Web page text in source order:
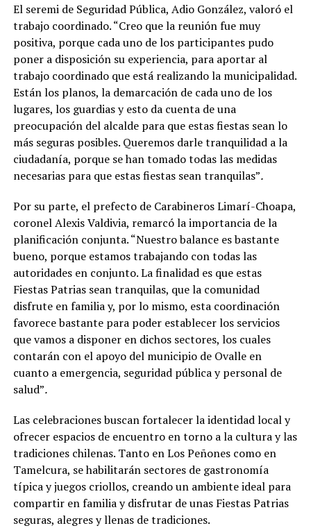
El seremi de Seguridad Pública, Adio González, valoró el
trabajo coordinado. “Creo que la reunión fue muy
positiva, porque cada uno de los participantes pudo
poner a disposición su experiencia, para aportar al
trabajo coordinado que está realizando la municipalidad.
Están los planos, la demarcación de cada uno de los
lugares, los guardias y esto da cuenta de una
preocupación del alcalde para que estas fiestas sean lo
más seguras posibles. Queremos darle tranquilidad a la
ciudadanía, porque se han tomado todas las medidas
necesarias para que estas fiestas sean tranquilas”.
Por su parte, el prefecto de Carabineros Limarí-Choapa,
coronel Alexis Valdivia, remarcó la importancia de la
planificación conjunta. “Nuestro balance es bastante
bueno, porque estamos trabajando con todas las
autoridades en conjunto. La finalidad es que estas
Fiestas Patrias sean tranquilas, que la comunidad
disfrute en familia y, por lo mismo, esta coordinación
favorece bastante para poder establecer los servicios
que vamos a disponer en dichos sectores, los cuales
contarán con el apoyo del municipio de Ovalle en
cuanto a emergencia, seguridad pública y personal de
salud”.
Las celebraciones buscan fortalecer la identidad local y
ofrecer espacios de encuentro en torno a la cultura y las
tradiciones chilenas. Tanto en Los Peñones como en
Tamelcura, se habilitarán sectores de gastronomía
típica y juegos criollos, creando un ambiente ideal para
compartir en familia y disfrutar de unas Fiestas Patrias
seguras, alegres y llenas de tradiciones.